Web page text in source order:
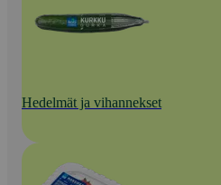
Hedelmät ja vihannekset